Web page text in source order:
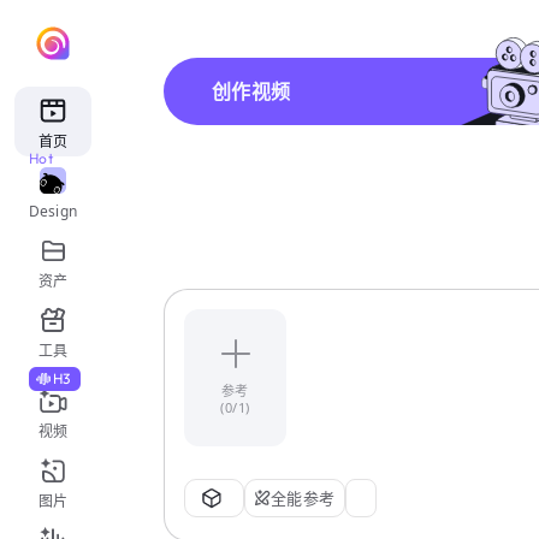
首页
Design
Hot
资产
工具
视频
H3
图片
创作视频
参考
(0/1)
全能参考